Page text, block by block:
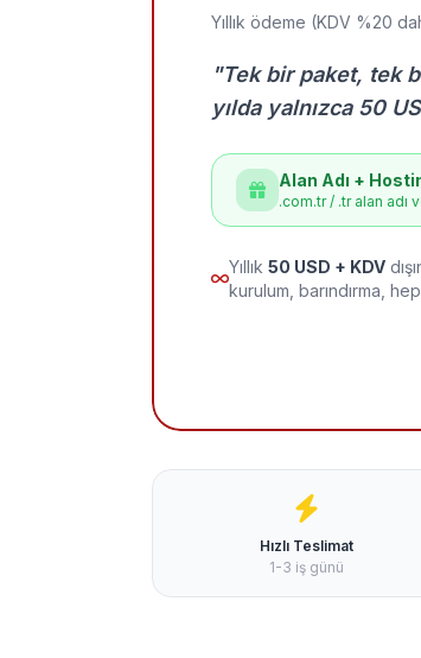
Yıllık ödeme (KDV %20
"Tek bir paket, tek
yılda yalnızca 50
Alan Adı +
.com.tr / .tr alan adı
Yıllık 50 USD + KDV
kurulum, barındırma,
Hızlı Teslimat
1-3 iş günü